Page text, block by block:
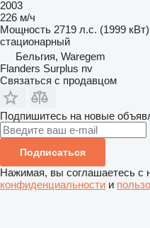
2003
226 м/ч
Мощность 2719 л.с. (1999 кВт)
стационарный
Бельгия, Waregem
Flanders Surplus nv
Связаться с продавцом
Подпишитесь на новые
Подписаться
Нажимая, вы соглашаетесь с
конфиденциальности и